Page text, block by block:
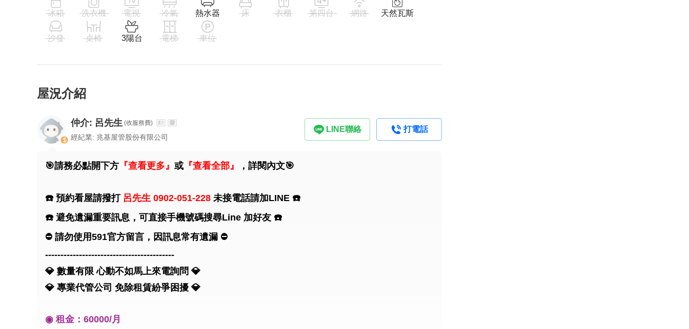
冰箱 洗衣機 電視 冷氣 熱水器 床 衣櫃 第四台 網路 天然瓦斯
沙發 桌椅 3陽台 電梯 車位
屋況介紹
仲介: 呂先生 (收服務費)
經紀業: 兆基屋管股份有限公司
LINE聯絡 打電話
🎯請務必點開下方 『查看更多』 或 『查看全部』 ，詳閱內文🎯
☎️ 預約看屋請撥打 呂先生 0902-051-228 未接電話請加LINE ☎️
☎️ 避免遺漏重要訊息，可直接手機號碼搜尋Line 加好友 ☎️
⛔️ 請勿使用591官方留言，因訊息常有遺漏 ⛔️
------------------------------------------
💎 數量有限 心動不如馬上來電詢問 💎
💎 專業代管公司 免除租賃紛爭困擾 💎
◉ 租金：60000/月